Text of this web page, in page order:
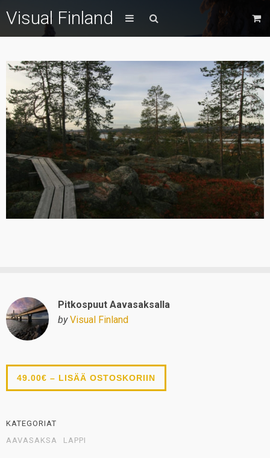
Visual Finland
Pitkospuut Aavasaksalla
by Visual Finland
49.00€ – LISÄÄ OSTOSKORIIN
KATEGORIAT
AAVASAKSA
LAPPI